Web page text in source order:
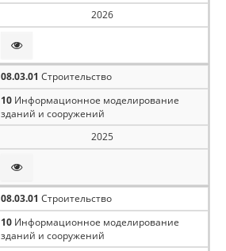
2026
08.03.01 Строительство
10 Информационное моделирование
зданий и сооружений
2025
08.03.01 Строительство
10 Информационное моделирование
зданий и сооружений